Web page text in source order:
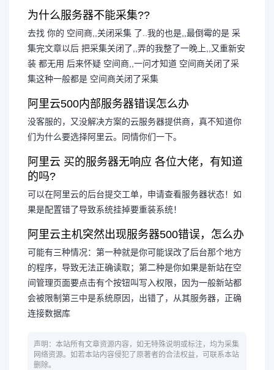
为什么服务器不能采集??
去找 你的 空间商,,关闭采集 了..我的也是,,最倒霉的是 采
集完文章以后 把采集关闭了,,弄的我整了一晚上,,又重新安
装 都无用 后来怀疑 空间商,,一问才知道 空间商关闭了采
集这种一般都是 空间商关闭了采集
阿里云500内部服务器错误怎么办
没客服的，又没解决方案的云服务器提供商，真不知道你
们为什么要选择阿里云。同情你们一下。
阿里云 买的服务器无响应 各位大佬，有知道
的吗?
可以在阿里云的后台提交工单，申请查看服务器状态！如
果是配置错了导致系统挂掉要重装系统！
阿里云主机突然出现服务器500错误，怎么办
可能有三种情况：第一种就是你可能误改了后台那个地方
的程序，导致无法正确读取；第二种是你如果是新站在空
间管理页面要点击有个按钮叫写入权限，因为一般新站都
会被限制第三中是系统原因，出错了，从其服务器，正确
连接数据库
声明：本站所有文章资源内容，如无特殊说明或标注，均为采集
网络资源。如若本站内容侵犯了原著者的合法权益，可联系本站
删除。